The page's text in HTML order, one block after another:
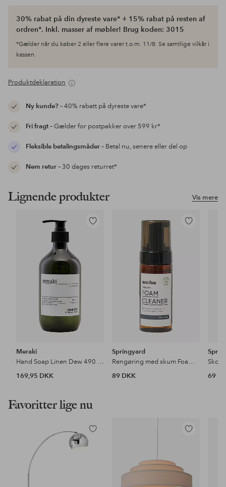
30% rabat på din dyreste vare* + 15% rabat på resten af
ordren*. Inkl. masser af møbler! Brug koden: 3015
*Gælder når du køber 2 eller flere varer t.o.m. 11/8. Se samtlige vilkår i
kassen.
Produktdeklaration
Ny kunde?– 40% rabatt på dyreste vare*
Fri fragt– Gælder for postpakker over 599 kr*
Fleksible betalingsmåder– Betal nu, senere eller del op
Nem retur– 30 dages returret*
Vis mere
Lignende produkter
Tilføj
Meraki
Hand Soap Linen Dew 490 ml
169,95 DKK
Tilføj
Springyard
Rengøring med skum Foam Cleaner
89 DKK
69
Favoritter lige nu
Tilføj
til
Tilføj